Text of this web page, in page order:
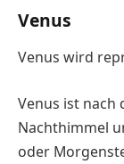
Venus
Venus wird
Venus ist nach
Nachthimmel
oder